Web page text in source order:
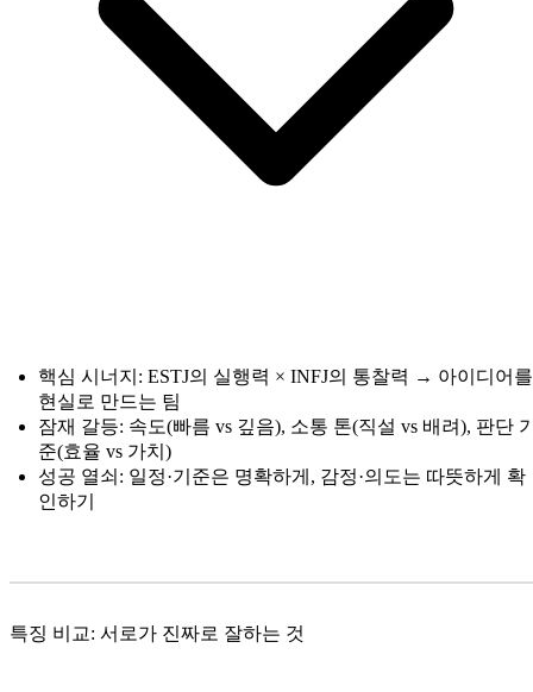
핵심 시너지: ESTJ의 실행력 × INFJ의 통찰력 → 아이디어를
현실로 만드는 팀
잠재 갈등: 속도(빠름 vs 깊음), 소통 톤(직설 vs 배려), 판단
준(효율 vs 가치)
성공 열쇠: 일정·기준은 명확하게, 감정·의도는 따뜻하게 확
인하기
특징 비교: 서로가 진짜로 잘하는 것